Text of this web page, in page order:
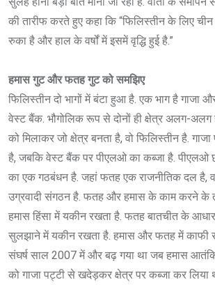
की तारीफ करते हुए कहा कि “फिलिस्तीन के लिए
रुका है और हाल के वर्षों में इसमें वृद्धि हुई है.”
हमास गुट और फतह गुट को समझिए
फिलिस्तीन दो भागों में बंटा हुआ है. एक भाग है गाजा
वेस्ट बैंक. भौगोलिक रूप से दोनों ही क्षेत्र अलग-
को मिलाकर जो क्षेत्र बनता है, वो फिलिस्तीन है.
है, जबकि वेस्ट बैंक पर पीएलओ का कब्जा है. पीएलओ
का एक गठबंधन है. जहां फतह एक राजनीतिक दल है,
उग्रवादी संगठन है. फतह और हमास के काम करने
हमास हिंसा में यकीन रखता है. फतह बातचीत के
सुलझाने में यकीन रखता है. हमास और फतह में काफी
संघर्ष साल 2007 में और बढ़ गया था जब हमास
को गाजा पट्टी से खदेड़कर क्षेत्र पर कब्जा कर लिया